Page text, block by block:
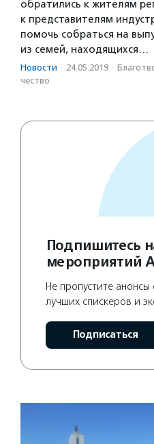
обратились к жителям
к представителям
помочь собраться на
из семей, находящихся…
Новости · 24.05.2019 ·
чест­во
Подпишитесь
мероприятий
Не пропустите
лучших спискеров и
Подписаться